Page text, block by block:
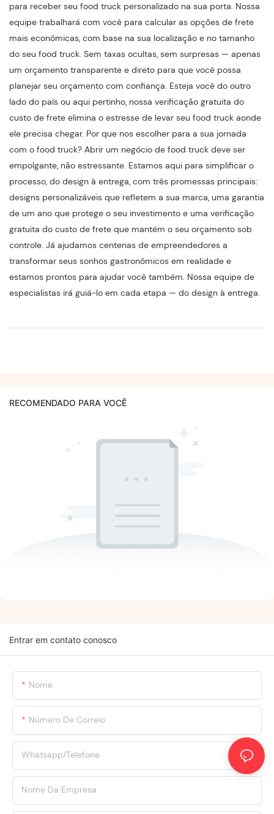
para receber seu food truck personalizado na sua porta. Nossa
equipe trabalhará com você para calcular as opções de frete
mais econômicas, com base na sua localização e no tamanho
do seu food truck. Sem taxas ocultas, sem surpresas — apenas
um orçamento transparente e direto para que você possa
planejar seu orçamento com confiança. Esteja você do outro
lado do país ou aqui pertinho, nossa verificação gratuita do
custo de frete elimina o estresse de levar seu food truck aonde
ele precisa chegar. Por que nos escolher para a sua jornada
com o food truck? Abrir um negócio de food truck deve ser
empolgante, não estressante. Estamos aqui para simplificar o
processo, do design à entrega, com três promessas principais:
designs personalizáveis ​​que refletem a sua marca, uma garantia
de um ano que protege o seu investimento e uma verificação
gratuita do custo de frete que mantém o seu orçamento sob
controle. Já ajudamos centenas de empreendedores a
transformar seus sonhos gastronômicos em realidade e
estamos prontos para ajudar você também. Nossa equipe de
especialistas irá guiá-lo em cada etapa — do design à entrega.
RECOMENDADO PARA VOCÊ
Entrar em contato conosco
Nome
Número De Correio
Whatsapp/Telefone
Nome Da Empresa